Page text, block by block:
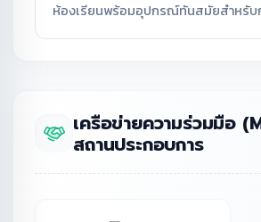
ห้องเรียนพร้อมอุปกรณ์ทันสมัยสำหรับ
เครือข่ายความร่วมมือ
สถานประกอบการ